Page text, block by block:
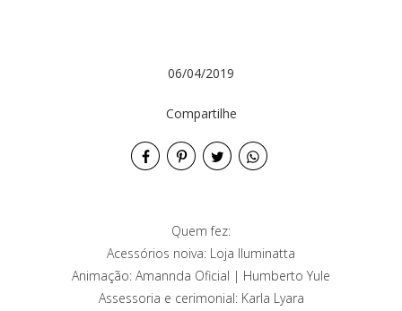
06/04/2019
Compartilhe
Quem fez:
Acessórios noiva: Loja Iluminatta
Animação: Amannda Oficial | Humberto Yule
Assessoria e cerimonial: Karla Lyara